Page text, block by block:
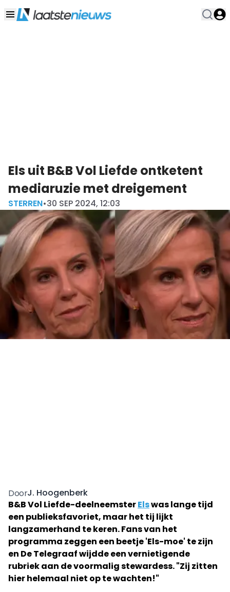
Els uit B&B Vol Liefde ontketent
mediaruzie met dreigement
STERREN•30 SEP 2024, 12:03
DoorJ. Hoogenberk
B&B Vol Liefde-deelneemsterElswas lange tijd
een publieksfavoriet, maar het tij lijkt
langzamerhand te keren. Fans van het
programma zeggen een beetje 'Els-moe' te zijn
en De Telegraaf wijdde een vernietigende
rubriek aan de voormalig stewardess. "Zij zitten
hier helemaal niet op te wachten!"